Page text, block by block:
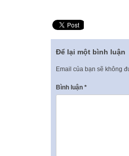
Để lại một bình luận
Email của bạn sẽ không
Bình luận *